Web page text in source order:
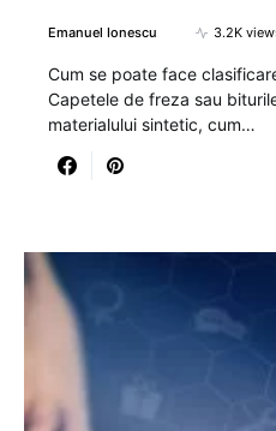
Emanuel Ionescu 3.2K
Cum se poate face
Capetele de freza sau
materialului sintetic, cum…